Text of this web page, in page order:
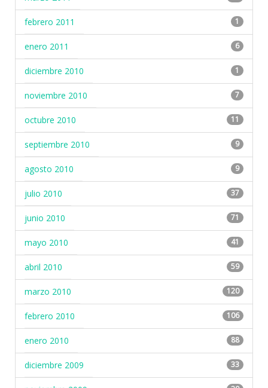
febrero 2011 1
enero 2011 6
diciembre 2010 1
noviembre 2010 7
octubre 2010 11
septiembre 2010 9
agosto 2010 9
julio 2010 37
junio 2010 71
mayo 2010 41
abril 2010 59
marzo 2010 120
febrero 2010 106
enero 2010 88
diciembre 2009 33